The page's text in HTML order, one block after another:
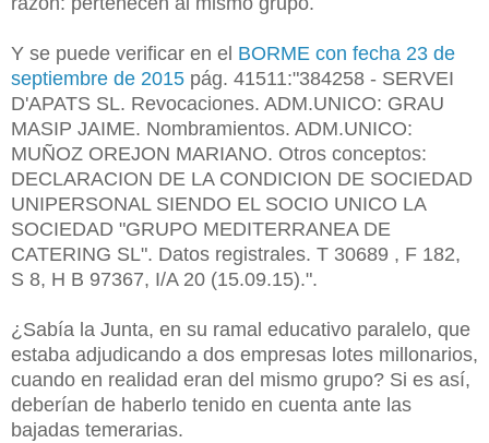
Y se puede verificar en el BORME con fecha 23 de
septiembre de 2015 pág. 41511:"384258 - SERVEI
D'APATS SL. Revocaciones. ADM.UNICO: GRAU
MASIP JAIME. Nombramientos. ADM.UNICO:
MUÑOZ OREJON MARIANO. Otros conceptos:
DECLARACION DE LA CONDICION DE SOCIEDAD
UNIPERSONAL SIENDO EL SOCIO UNICO LA
SOCIEDAD "GRUPO MEDITERRANEA DE
CATERING SL". Datos registrales. T 30689 , F 182,
S 8, H B 97367, I/A 20 (15.09.15).".
¿Sabía la Junta, en su ramal educativo paralelo, que
estaba adjudicando a dos empresas lotes millonarios,
cuando en realidad eran del mismo grupo? Si es así,
deberían de haberlo tenido en cuenta ante las
bajadas temerarias.